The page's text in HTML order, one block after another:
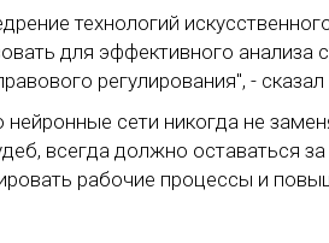
технологий
для эффективного анализа
регулирования", - сказал
нейронные сети никогда не
всегда должно оставаться
рабочие процессы и